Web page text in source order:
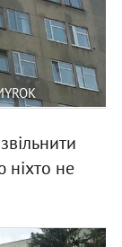
ніхто не